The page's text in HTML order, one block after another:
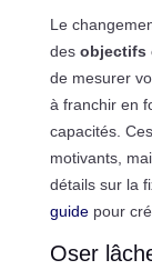
Le
des objectifs
de mesurer
à franchir en
capacités.
motivants,
détails sur la
guidepour
Oser